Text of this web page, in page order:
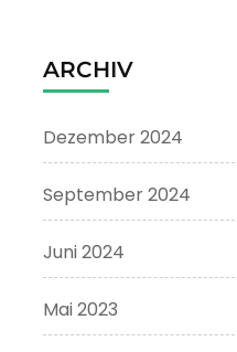
ARCHIV
Dezember 2024
September 2024
Juni 2024
Mai 2023